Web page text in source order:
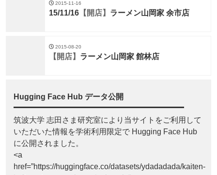
2015-11-16
15/11/16 【開店】 ラーメン山岡家 余市店
2015-08-20
【開店】 ラーメン山岡家 館林店
Hugging Face Hub データ公開
筑波大学 志田さま研究室により当サイトをご利用して
いただいた情報を学術利用限定で Hugging Face Hub
に公開されました。
<a
href=”https://huggingface.co/datasets/ydadadada/kaiten-